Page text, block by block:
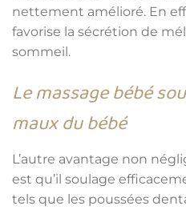
nettement amélioré. En
favorise la sécrétion de
sommeil.
Le massage bébé
maux du bébé
L’autre avantage non
est qu’il soulage
tels que les poussées